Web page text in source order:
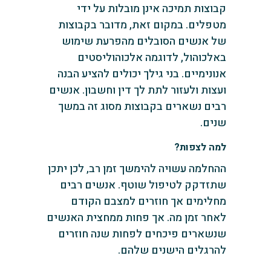
קבוצות תמיכה אינן מובלות על ידי
מטפלים. במקום זאת, מדובר בקבוצות
של אנשים הסובלים מהפרעת שימוש
באלכוהול, לדוגמה אלכוהוליסטים
אנונימיים. בני גילך יכולים להציע הבנה
ועצות ולעזור לתת לך דין וחשבון. אנשים
רבים נשארים בקבוצות מסוג זה במשך
שנים.
למה לצפות?
ההחלמה עשויה להימשך זמן רב, לכן יתכן
שתזדקק לטיפול שוטף. אנשים רבים
מחלימים אך חוזרים למצבם הקודם
לאחר זמן מה. אך פחות ממחצית האנשים
שנשארים פיכחים לפחות שנה חוזרים
להרגלים הישנים שלהם.